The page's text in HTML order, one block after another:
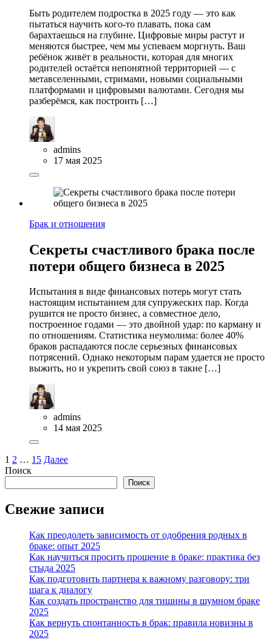
Быть родителем подростка в 2025 году — это как
пытаться научить кого-то плавать, пока сам
барахтаешься на глубине. Цифровые миры растут и
меняются быстрее, чем мы успеваем моргнуть. Ваш
ребёнок живёт в реальности, которая для многих
родителей остаётся непонятной территорией — с
метавселенными, стримами, новыми социальными
платформами и цифровыми валютами. Сегодня мы
разберёмся, как построить […]
admins
17 мая 2025
Брак и отношения
Секреты счастливого брака после
потери общего бизнеса в 2025
Испытания в виде финансовых потерь могут стать
настоящим испытанием для супружеских пар. Когда
рушится не просто бизнес, а совместное дело,
построенное годами — это двойной удар: по карману и
по отношениям. Статистика неумолима: более 40%
браков распадаются после серьезных финансовых
потрясений. Однако некоторым парам удается не просто
выжить, но и укрепить свой союз в такие […]
admins
14 мая 2025
1 2 … 15 Далее
Поиск
Поиск
Свежие записи
Как преодолеть зависимость от одобрения родных в
браке: опыт 2025
Как научиться просить прощение в браке: практика без
стыда 2025
Как подготовить партнера к важному разговору: три
шага к диалогу
Как создать пространство для тишины в шумном браке
2025
Как вернуть спонтанность в брак: правила новизны в
2025